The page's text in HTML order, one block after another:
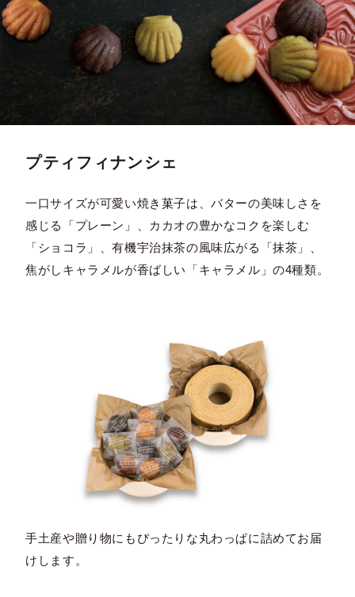
プティフィナンシェ
一口サイズが可愛い焼き菓子は、バターの美味しさを
感じる「プレーン」、カカオの豊かなコクを楽しむ
「ショコラ」、有機宇治抹茶の風味広がる「抹茶」、
焦がしキャラメルが香ばしい「キャラメル」の4種類。
手土産や贈り物にもぴったりな丸わっぱに詰めてお届
けします。